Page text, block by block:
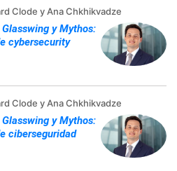
Clode y Ana Chkhikvadze
y Mythos:
cybersecurity
Clode y Ana Chkhikvadze
y Mythos:
ciberseguridad